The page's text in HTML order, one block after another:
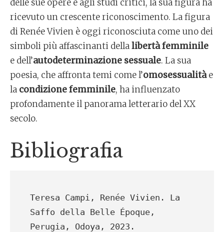
delle sue opere e agli studi critici, la sua figura ha
ricevuto un crescente riconoscimento. La figura
di Renée Vivien è oggi riconosciuta come uno dei
simboli più affascinanti dellalibertà femminile
e dell’autodeterminazione sessuale. La sua
poesia, che affronta temi come l’omosessualitàe
la condizione femminile, ha influenzato
profondamente il panorama letterario del XX
secolo.
Bibliografia
Teresa Campi, Renée Vivien. La
Saffo della Belle Époque,
Perugia, Odoya, 2023.